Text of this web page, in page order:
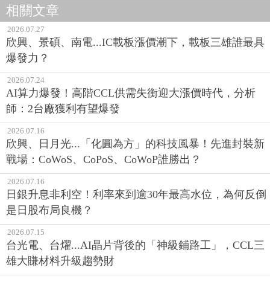
相關文章
2026.07.27
欣興、景碩、南電...IC載板漲價潮下，載板三雄誰最具
爆發力？
2026.07.24
AI算力爆發！高階CCL供需失衡迎大漲價時代，分析
師：2台廠獲利有望爆發
2026.07.16
欣興、日月光...「化圓為方」的科技風暴！先進封裝新
戰場：CoWoS、CoPoS、CoWoP誰勝出？
2026.07.16
日銀升息非利空！利率來到逾30年最高水位，為何反倒
是日股布局良機？
2026.07.15
台光電、台燿...AI晶片背後的「神級鋪路工」，CCL三
雄大賺材料升級趨勢財